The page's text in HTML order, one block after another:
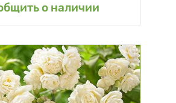
о наличии